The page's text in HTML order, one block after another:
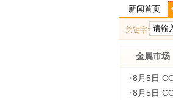
新闻首页
关键字:
金属市场
·8月5日
·8月5日